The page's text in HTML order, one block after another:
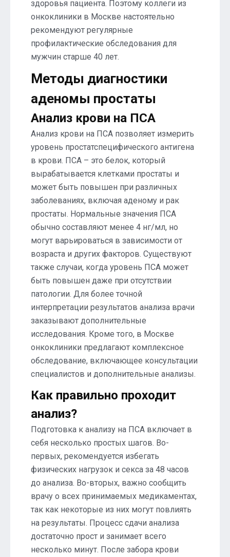
здоровья пациента. Поэтому коллеги из
онкоклиники в Москве настоятельно
рекомендуют регулярные
профилактические обследования для
мужчин старше 40 лет.
Методы диагностики
аденомы простаты
Анализ крови на ПСА
Анализ крови на ПСА позволяет измерить
уровень простатспецифического антигена
в крови. ПСА – это белок, который
вырабатывается клетками простаты и
может быть повышен при различных
заболеваниях, включая аденому и рак
простаты. Нормальные значения ПСА
обычно составляют менее 4 нг/мл, но
могут варьироваться в зависимости от
возраста и других факторов. Существуют
также случаи, когда уровень ПСА может
быть повышен даже при отсутствии
патологии. Для более точной
интерпретации результатов анализа врачи
заказывают дополнительные
исследования. Кроме того, в Москве
онкоклиники предлагают комплексное
обследование, включающее консультации
специалистов и дополнительные анализы.
Как правильно проходит
анализ?
Подготовка к анализу на ПСА включает в
себя несколько простых шагов. Во-
первых, рекомендуется избегать
физических нагрузок и секса за 48 часов
до анализа. Во-вторых, важно сообщить
врачу о всех принимаемых медикаментах,
так как некоторые из них могут повлиять
на результаты. Процесс сдачи анализа
достаточно прост и занимает всего
несколько минут. После забора крови